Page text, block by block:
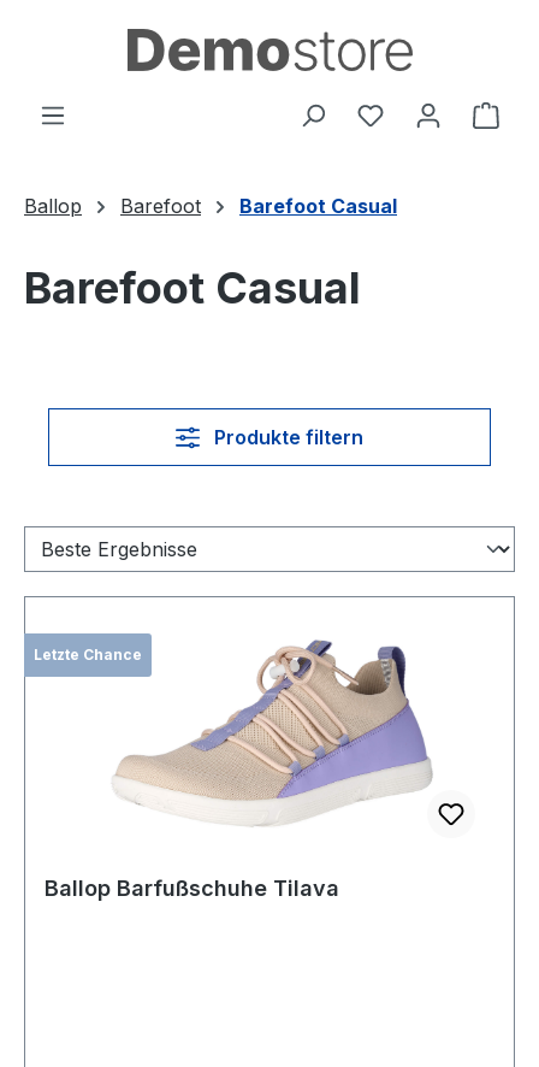
Zum Hauptinhalt springen
Du hast 0
Ballop Barefoot Barefoot Casual
Barefoot Casual
Produkte filtern
Letzte Chance
Ballop Barfußschuhe Tilava